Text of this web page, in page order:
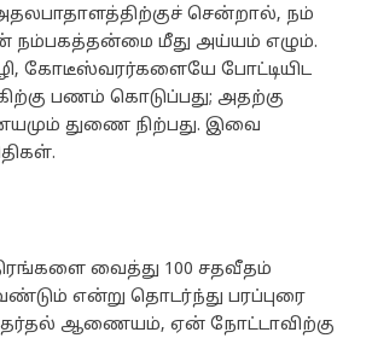
அதலபாதாளத்திற்குச் சென்றால், நம்
நம்பகத்தன்மை மீது அய்யம் எழும்.
கோடீஸ்வரர்களையே போட்டியிட
பணம் கொடுப்பது; அதற்கு
துணை நிற்பது. இவை
வைத்து 100 சதவீதம்
என்று தொடர்ந்து பரப்புரை
ஆணையம், ஏன் நோட்டாவிற்கு